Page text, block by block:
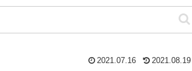
2021.07.16 2021.08.19